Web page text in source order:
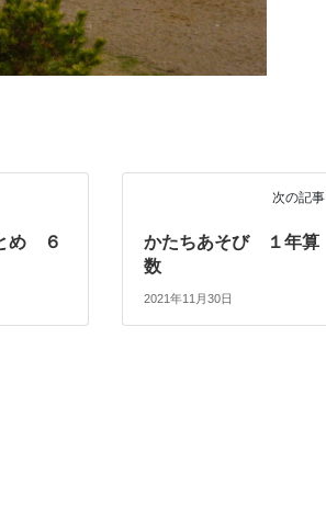
め ６
次の記事
かたちあそび １年算
数
2021年11月30日